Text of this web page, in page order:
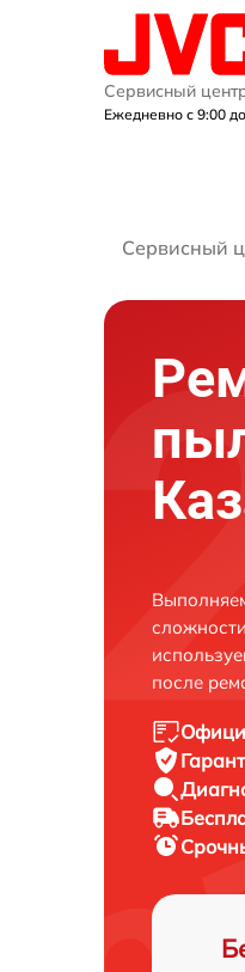
Сервисный
Ежедневно с 9:00
Сервисный
после